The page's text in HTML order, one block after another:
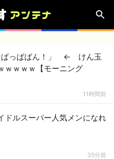
ぱっぱぱん！」 ← けん玉
ｗｗｗｗ【モーニング
11時間前
ドルスーパー人気メンになれ
35分前